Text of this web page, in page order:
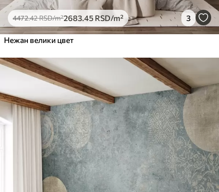
4472.42RSD/m²2683 .45 RSD/m² 3
Нежан велики цвет